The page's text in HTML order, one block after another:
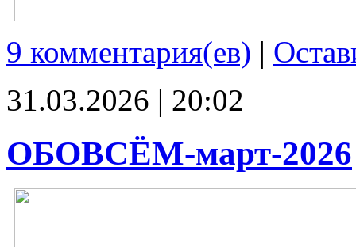
9 комментария(ев) |
31.03.2026 | 20:02
ОБОВСЁМ-март-2026